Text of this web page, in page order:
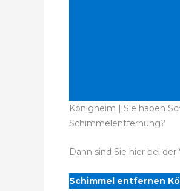
Königheim | Sie haben
Schimmelentfernung?
Dann sind Sie hier bei
Schimmel entfernen